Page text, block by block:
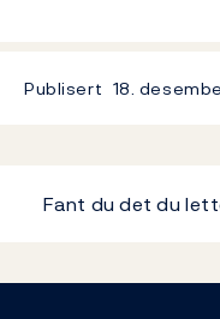
Publisert 18.
Fant du det du